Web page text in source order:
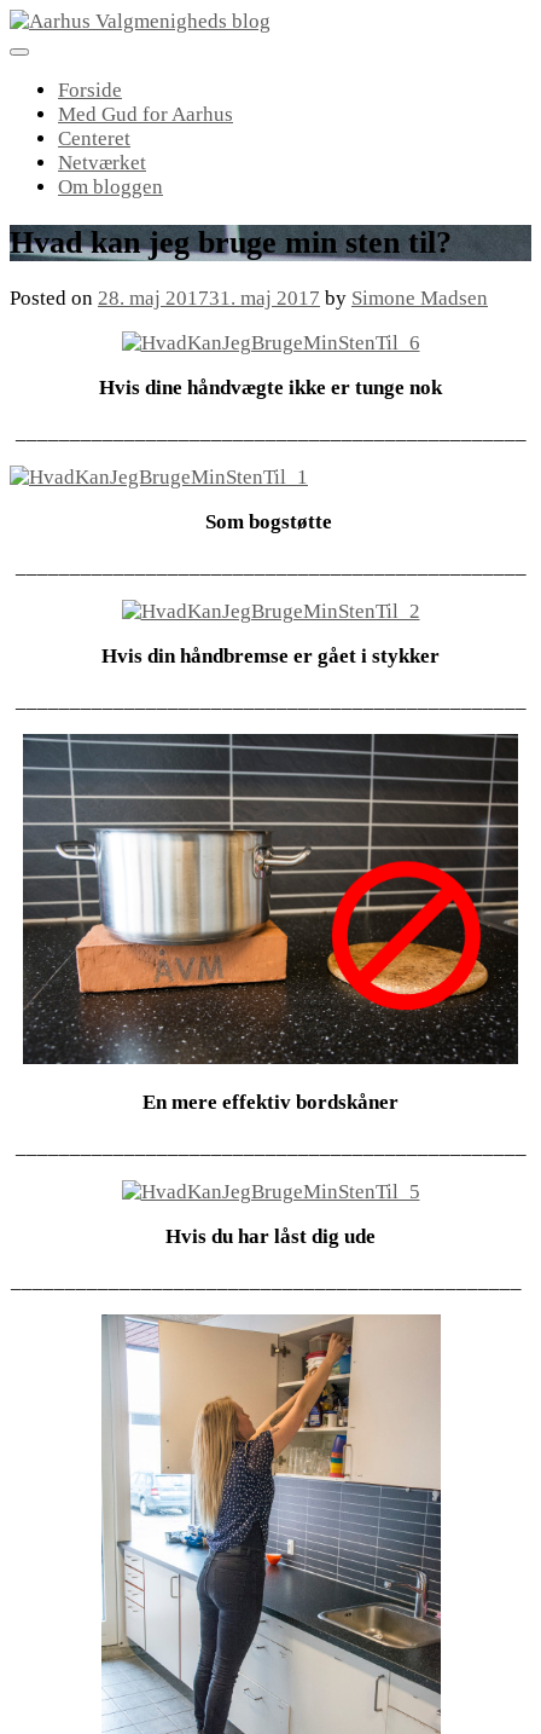
Skip
to
Forside
Med Gud for Aarhus
Centeret
Netværket
Om bloggen
Hvad kan jeg bruge min sten til?
Posted on 28. maj 201731. maj 2017 by Simone Madsen
Hvis dine håndvægte ikke er tunge nok
Som bogstøtte
Hvis din håndbremse er gået i stykker
En mere effektiv bordskåner
Hvis du har låst dig ude